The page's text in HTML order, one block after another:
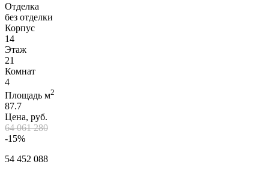
Отделка
без отделки
Корпус
14
Этаж
21
Комнат
4
Площадь м2
87.7
Цена, руб.
64 061 280
-15%
54 452 088